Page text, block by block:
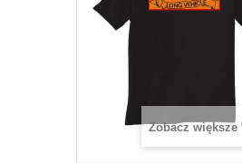
Zobacz większe